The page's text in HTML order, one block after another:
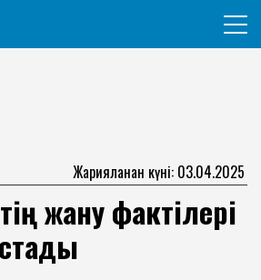
гражданин
Жарияланған күні: 03.04.2025
жану фактілері